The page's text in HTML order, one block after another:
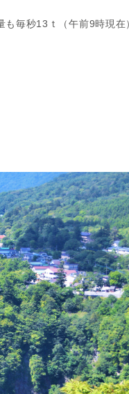
も毎秒13ｔ（午前9時現在